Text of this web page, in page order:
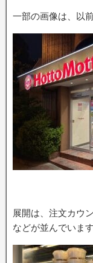
一部の画像は、以
展開は、注文カウ
などが並んでいます